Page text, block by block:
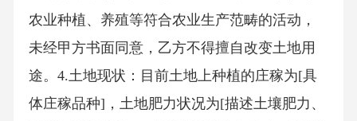
农业种植、养殖等符合农业生产范畴的活动，
未经甲方书面同意，乙方不得擅自改变土地用
途。4.土地现状：目前土地上种植的庄稼为[具
体庄稼品种]，土地肥力状况为[描述土壤肥力、